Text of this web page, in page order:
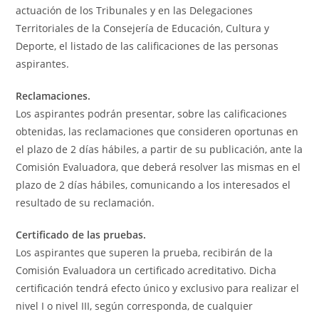
actuación de los Tribunales y en las Delegaciones
Territoriales de la Consejería de Educación, Cultura y
Deporte, el listado de las calificaciones de las personas
aspirantes.
Reclamaciones.
Los aspirantes podrán presentar, sobre las calificaciones
obtenidas, las reclamaciones que consideren oportunas en
el plazo de 2 días hábiles, a partir de su publicación, ante la
Comisión Evaluadora, que deberá resolver las mismas en el
plazo de 2 días hábiles, comunicando a los interesados el
resultado de su reclamación.
Certificado de las pruebas.
Los aspirantes que superen la prueba, recibirán de la
Comisión Evaluadora un certificado acreditativo. Dicha
certificación tendrá efecto único y exclusivo para realizar el
nivel I o nivel III, según corresponda, de cualquier